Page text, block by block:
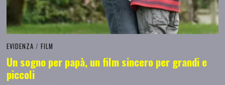
EVIDENZA / FILM
Un sogno per papà, un film sincero per grandi e
piccoli